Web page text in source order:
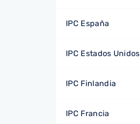
IPC España
IPC Estados Unidos
IPC Finlandia
IPC Francia